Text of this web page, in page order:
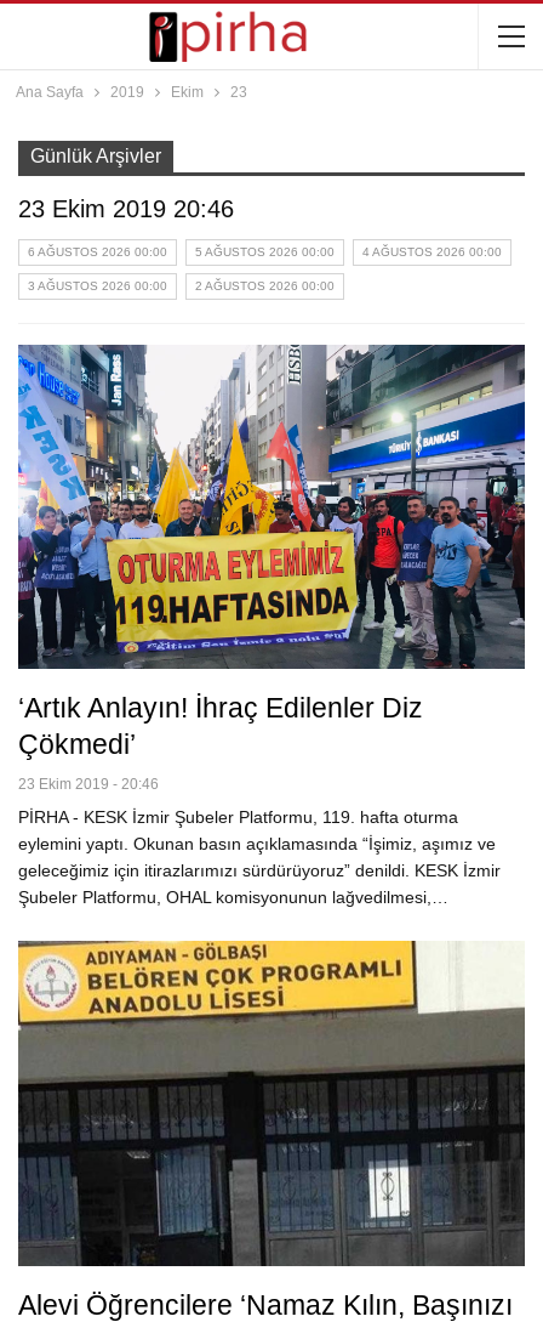
Ana Sayfa 2019 Ekim 23
Günlük Arşivler
23 Ekim 2019 20:46
6 AĞUSTOS 2026 00:00 5 AĞUSTOS 2026 00:00 4 AĞUSTOS 2026 00:00
3 AĞUSTOS 2026 00:00 2 AĞUSTOS 2026 00:00
‘Artık Anlayın! İhraç Edilenler Diz
Çökmedi’
23 Ekim 2019 - 20:46
PİRHA - KESK İzmir Şubeler Platformu, 119. hafta oturma
eylemini yaptı. Okunan basın açıklamasında “İşimiz, aşımız ve
geleceğimiz için itirazlarımızı sürdürüyoruz” denildi. KESK İzmir
Şubeler Platformu, OHAL komisyonunun lağvedilmesi,…
Alevi Öğrencilere ‘namaz Kılın, Başınızı